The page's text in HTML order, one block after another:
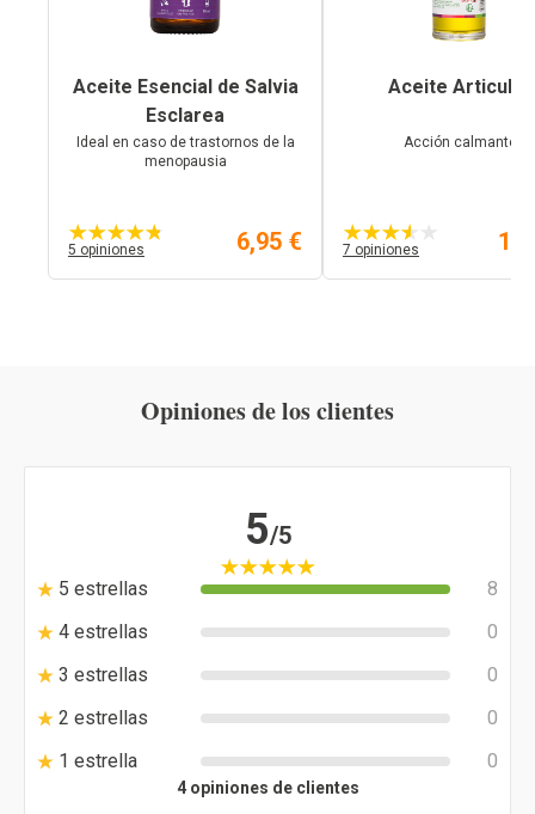
Aceite Esencial de Salvia
Esclarea
Ideal en caso de trastornos de la
menopausia
5 opiniones 6,95 €
Aceite Articular
Acción calmante
7 opiniones
Opiniones de los clientes
5/5
5 estrellas
8
4 estrellas
0
3 estrellas
0
2 estrellas
0
1 estrella
0
4 opiniones de clientes